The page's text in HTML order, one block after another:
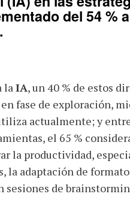
del 54 %
laIA, un 40 % de estos
fase de exploración,
actualmente; y
el 65 %
la productividad,
la adaptación de
sesiones de